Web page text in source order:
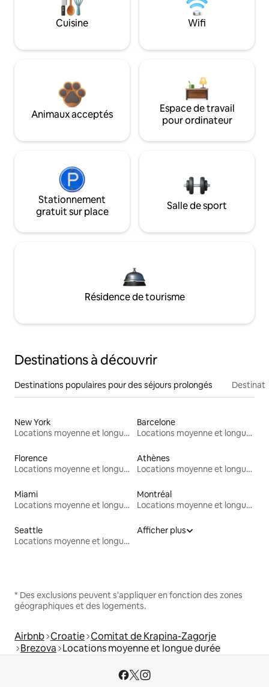
Cuisine Wifi
Animaux acceptés
Espace de travail
pour ordinateur
Stationnement
gratuit sur place
Salle de sport
Résidence de tourisme
Destinations à découvrir
Destinations populaires pour des séjours prolongés
New York
Locations moyenne et longue durée
Barcelone
Locations moyenne et longue durée
Florence
Locations moyenne et longue durée
Athènes
Locations moyenne et longue durée
Miami
Locations moyenne et longue durée
Montréal
Locations moyenne et longue durée
Seattle
Locations moyenne et longue durée
Afficher plus
* Des exclusions peuvent s'appliquer en fonction des zones
géographiques et des logements.
Airbnb Croatie Comitat de Krapina-Zagorje
Brezova Locations moyenne et longue durée